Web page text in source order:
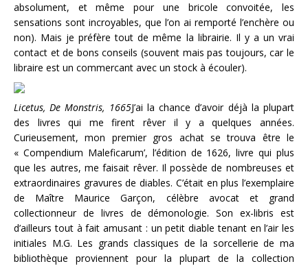
absolument, et même pour une bricole convoitée, les
sensations sont incroyables, que l’on ai remporté l’enchère ou
non). Mais je préfère tout de même la librairie. Il y a un vrai
contact et de bons conseils (souvent mais pas toujours, car le
libraire est un commercant avec un stock à écouler).
Licetus, De Monstris, 1665J’ai la chance d’avoir déjà la plupart
des livres qui me firent rêver il y a quelques années.
Curieusement, mon premier gros achat se trouva être le
« Compendium Maleficarum’, l’édition de 1626, livre qui plus
que les autres, me faisait rêver. Il possède de nombreuses et
extraordinaires gravures de diables. C’était en plus l’exemplaire
de Maître Maurice Garçon, célèbre avocat et grand
collectionneur de livres de démonologie. Son ex-libris est
d’ailleurs tout à fait amusant : un petit diable tenant en l’air les
initiales M.G. Les grands classiques de la sorcellerie de ma
bibliothèque proviennent pour la plupart de la collection